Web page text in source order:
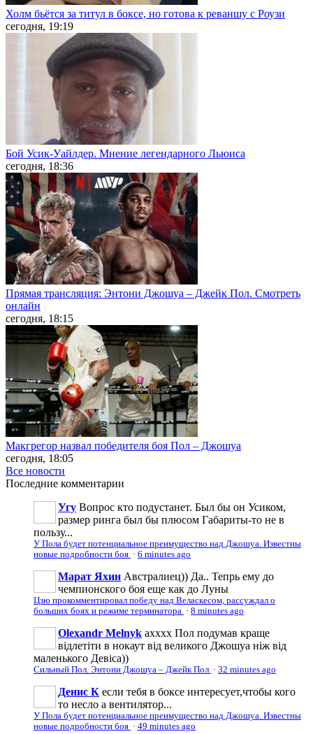
Холм бьётся за титул в боксе, но готова к реваншу с Роузи
сегодня, 19:19
Бой Усик-Уайлдер. Мнение легендарного Льюиса
сегодня, 18:36
Прямая трансляция: Энтони Джошуа – Джейк Пол. Смотреть
онлайн
сегодня, 18:15
Макгрегор назвал победителя боя Пол – Джошуа
сегодня, 18:05
Все новости
Последние комментарии
Угу Вопрос кто подустанет. Был бы он Усиком,
размер ринга был бы плюсом Габариты-то не в
пользу...
У Пола будет потенциальное преимущество над Джошуа. Известны
новые подробности боя · 6 minutes ago
Марат Яхин Австралиец)) Да.. Тепрь ему до
чемпионского боя еще как до Луны
Цзю прокомментировал победу над Веласкесом, рассуждал о
больших боях и режиме терминатора · 8 minutes ago
Olexandr Melnyk ахххх Пол подумав краще
відлетіти в нокаут від великого Джошуа ніж від
маленького Девіса))
Сильный Пол. Энтони Джошуа – Джейк Пол · 32 minutes ago
Денис К если тебя в боксе интересует,чтобы кого
то несло а вентилятор...
У Пола будет потенциальное преимущество над Джошуа. Известны
новые подробности боя · 49 minutes ago